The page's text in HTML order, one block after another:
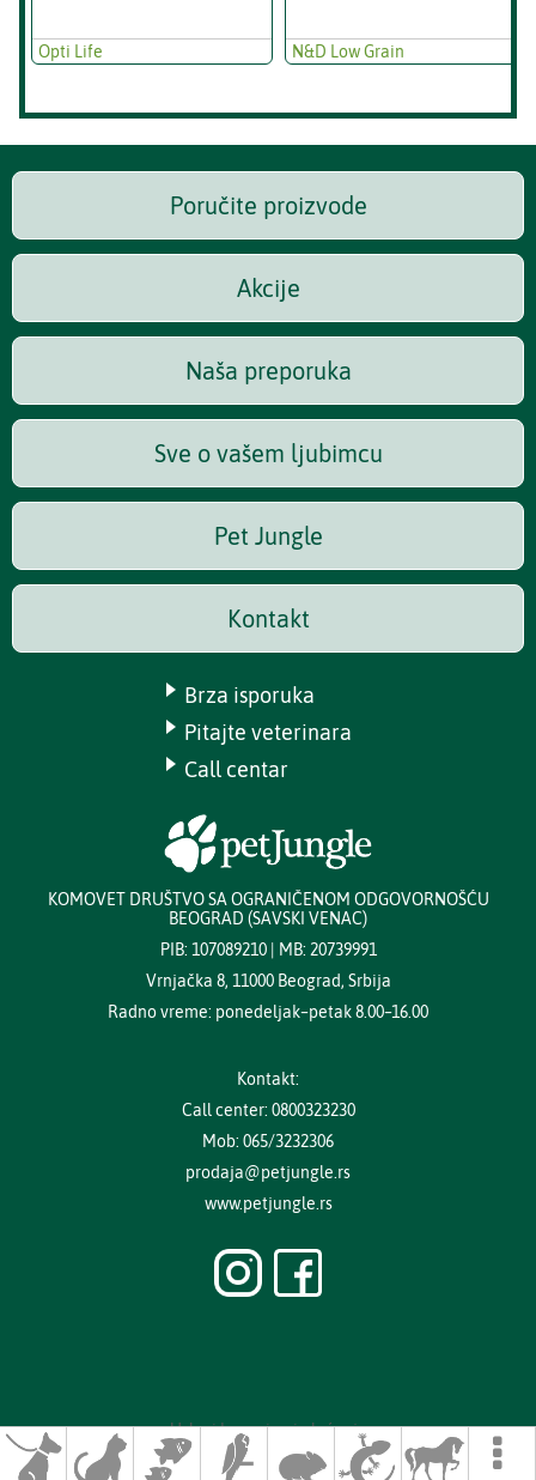
Opti Life N&D Low Grain
Poručite proizvode
Akcije
Naša preporuka
Sve o vašem ljubimcu
Pet Jungle
Kontakt
Brza isporuka
Pitajte veterinara
Call centar
KOMOVET DRUŠTVO SA OGRANIČENOM ODGOVORNOŠĆU
BEOGRAD (SAVSKI VENAC)
PIB: 107089210 | MB: 20739991
Vrnjačka 8, 11000 Beograd, Srbija
Radno vreme: ponedeljak–petak 8.00–16.00
Kontakt:
Call center: 0800323230
Mob: 065/3232306
prodaja@petjungle.rs
www.petjungle.rs
Uslovi kupovine i plaćanja
